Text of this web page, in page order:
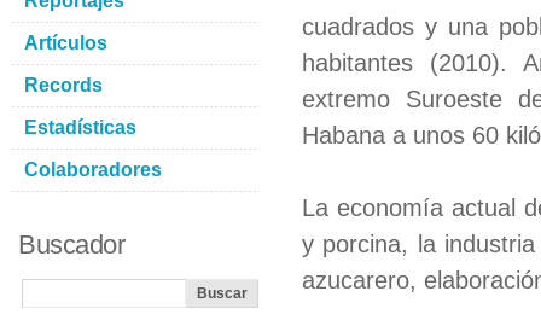
cuadrados y una
habitantes (2010).
extremo Suroeste
Habana a unos 60
La economía actual
y porcina, la
azucarero,
Artículos
Records
Estadísticas
Colaboradores
Buscador